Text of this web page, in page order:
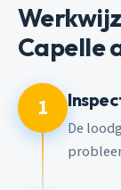
Capelle
1
De